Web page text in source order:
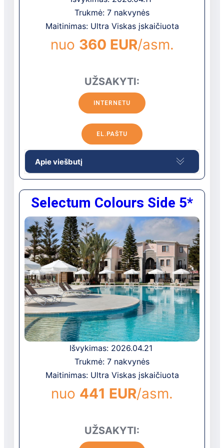
Trukmė: 7 nakvynės
Maitinimas: Ultra Viskas įskaičiuota
nuo 360 EUR/asm.
UŽSAKYTI:
INTERNETU
EL.PAŠTU
Apie viešbutį
Puikus 5 žvaigždučių viešbutis
šalia Viduržemio jūros kviečia mėgautis
paslaugomis – svečių itin gerai vertinamas.
Viešbutyje veikia vandens parkas, SPA
centras, kino teatras ir net 8 restoranai,
siūlantys italų, meksikietiškus bei jūros
gėrybių patiekalus, kuriais galima mėgautis
tiek viduje, tiek lauko terasose, o 11 barų
lepina lengvais užkandžiais ir egzotiškais
kokteiliais. Po gardžios vakarienės svečiai
gali stebėti gyvus pramogų komandos
pasirodymus, atsipalaiduoti masažuose ar
grožio procedūrose SPA centre, o mažųjų
laukia žaidimų kambarys, boulingas ir
pramogų parkas.
Viešbutis įsikūręs Kizilač rajone, 13 km
nuo Manavgato miesto. Antalijos
Selectum Colours Side 5*
Išvykimas: 2026.04.21
Trukmė: 7 nakvynės
Maitinimas: Ultra Viskas įskaičiuota
nuo 441 EUR/asm.
UŽSAKYTI: